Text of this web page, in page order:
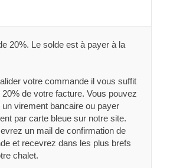
20%. Le solde est à payer à la
votre commande il vous suffit
de votre facture. Vous pouvez
un virement bancaire ou payer
par carte bleue sur notre site.
un mail de confirmation de
et recevrez dans les plus brefs
chalet.